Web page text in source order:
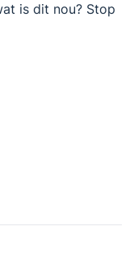
is dit nou? Stop